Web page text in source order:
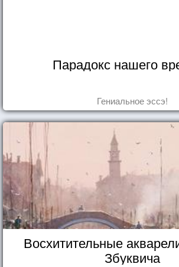
Парадокс нашего
Гениальное эссэ!
Восхитительные
Збуквича